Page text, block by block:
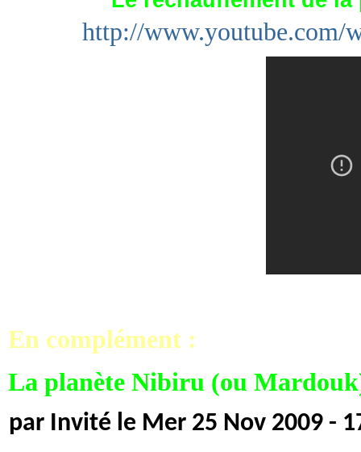
http://www.youtube.com/
En complément :
La planète Nibiru (ou
par Invité le Mer 25 Nov 2009 -